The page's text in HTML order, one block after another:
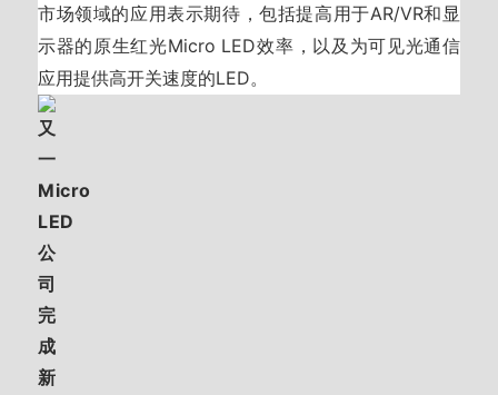
市场领域的应用表示期待，包括提高用于AR/VR和显
示器的原生红光Micro LED效率，以及为可见光通信
应用提供高开关速度的LED。